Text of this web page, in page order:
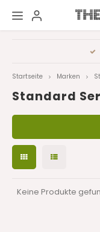
Dekoration
Nederlands
Deutsch
Startseite Marken
Standard
Keine Produkte